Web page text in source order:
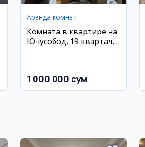
Аренда комнат
Комната в квартире на
Юнусобод, 19 квартал,
1 000 000 сум